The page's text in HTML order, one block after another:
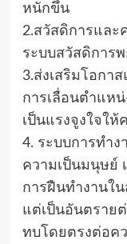
หนักขึ้น
2.​สวัสดิการและ
ระบบสวัสดิการ
3.ส่งเสริมโอกา
การเลื่อนตำแห
เป็นแรงจูงใจใ
4. ระบบการทำ
ความเป็นมนุษย์
การฝืนทำงานใ
แต่เป็นอันตราย
ทบโดยตรงต่อค